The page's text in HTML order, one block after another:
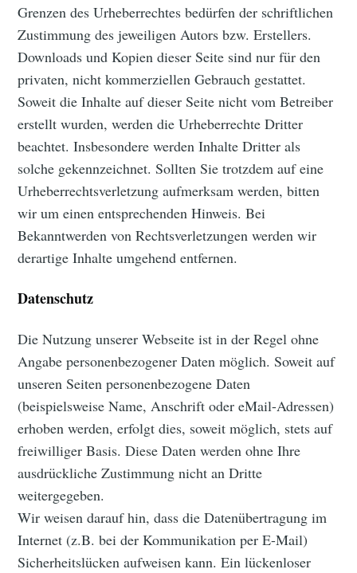
Grenzen des Urheberrechtes bedürfen der schriftlichen
Zustimmung des jeweiligen Autors bzw. Erstellers.
Downloads und Kopien dieser Seite sind nur für den
privaten, nicht kommerziellen Gebrauch gestattet.
Soweit die Inhalte auf dieser Seite nicht vom Betreiber
erstellt wurden, werden die Urheberrechte Dritter
beachtet. Insbesondere werden Inhalte Dritter als
solche gekennzeichnet. Sollten Sie trotzdem auf eine
Urheberrechtsverletzung aufmerksam werden, bitten
wir um einen entsprechenden Hinweis. Bei
Bekanntwerden von Rechtsverletzungen werden wir
derartige Inhalte umgehend entfernen.
Datenschutz
Die Nutzung unserer Webseite ist in der Regel ohne
Angabe personenbezogener Daten möglich. Soweit auf
unseren Seiten personenbezogene Daten
(beispielsweise Name, Anschrift oder eMail-Adressen)
erhoben werden, erfolgt dies, soweit möglich, stets auf
freiwilliger Basis. Diese Daten werden ohne Ihre
ausdrückliche Zustimmung nicht an Dritte
weitergegeben.
Wir weisen darauf hin, dass die Datenübertragung im
Internet (z.B. bei der Kommunikation per E-Mail)
Sicherheitslücken aufweisen kann. Ein lückenloser